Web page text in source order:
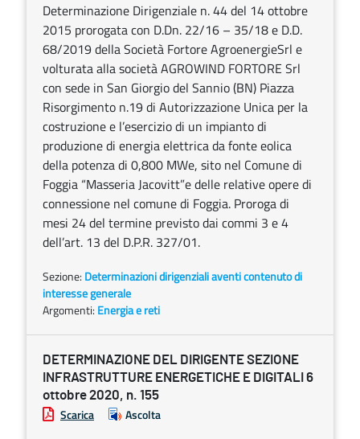
Determinazione Dirigenziale n. 44 del 14 ottobre
2015 prorogata con D.Dn. 22/16 – 35/18 e D.D.
68/2019 della Società Fortore AgroenergieSrl e
volturata alla società AGROWIND FORTORE Srl
con sede in San Giorgio del Sannio (BN) Piazza
Risorgimento n.19 di Autorizzazione Unica per la
costruzione e l’esercizio di un impianto di
produzione di energia elettrica da fonte eolica
della potenza di 0,800 MWe, sito nel Comune di
Foggia “Masseria Jacovitt”e delle relative opere di
connessione nel comune di Foggia. Proroga di
mesi 24 del termine previsto dai commi 3 e 4
dell’art. 13 del D.P.R. 327/01.
Sezione: Determinazioni dirigenziali aventi contenuto di
interesse generale
Argomenti: Energia e reti
DETERMINAZIONE DEL DIRIGENTE SEZIONE
INFRASTRUTTURE ENERGETICHE E DIGITALI 6
ottobre 2020, n. 155
Scarica Ascolta